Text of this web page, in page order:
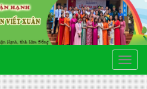
Toggle